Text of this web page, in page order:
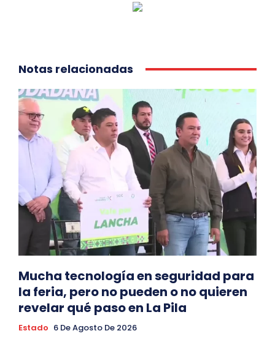
Notas relacionadas
Mucha tecnología en seguridad para
la feria, pero no pueden o no quieren
revelar qué paso en La Pila
Estado 6 De Agosto De 2026